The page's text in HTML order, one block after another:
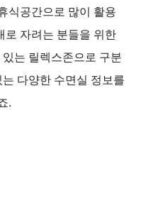
식공간으로 많이 활용
로 자려는 분들을 위한
는 릴렉스존으로 구분
다양한 수면실 정보를
.